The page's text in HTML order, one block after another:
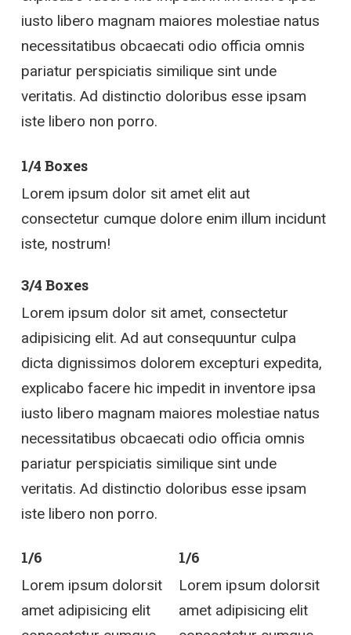
iusto libero magnam maiores molestiae natus
necessitatibus obcaecati odio officia omnis
pariatur perspiciatis similique sint unde
veritatis. Ad distinctio doloribus esse ipsam
iste libero non porro.
1/4 Boxes
Lorem ipsum dolor sit amet elit aut
consectetur cumque dolore enim illum incidunt
iste, nostrum!
3/4 Boxes
Lorem ipsum dolor sit amet, consectetur
adipisicing elit. Ad aut consequuntur culpa
dicta dignissimos dolorem excepturi expedita,
explicabo facere hic impedit in inventore ipsa
iusto libero magnam maiores molestiae natus
necessitatibus obcaecati odio officia omnis
pariatur perspiciatis similique sint unde
veritatis. Ad distinctio doloribus esse ipsam
iste libero non porro.
1/6
Lorem ipsum dolorsit
amet adipisicing elit
1/6
Lorem ipsum dolorsit
amet adipisicing elit